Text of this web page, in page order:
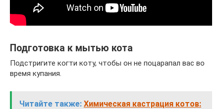
Подготовка к мытью кота
Подстригите когти коту, чтобы он не поцарапал вас во
время купания.
Читайте также: Химическая кастрация котов: